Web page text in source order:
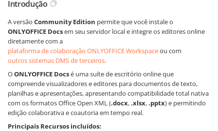
Introdução
A versão Community Edition permite que você instale o
ONLYOFFICE Docsem seu servidor local e integre os editores online
diretamente com a
plataforma de colaboração ONLYOFFICE Workspaceou com
outros sistemas DMS de terceiros.
OONLYOFFICE Docsé uma suíte de escritório online que
compreende visualizadores e editores para documentos de texto,
planilhas e apresentações, apresentando compatibilidade total nativa
com os formatos Office Open XML (.docx,.xlsx,.pptx) e permitindo
edição colaborativa e coautoria em tempo real.
Principais Recursos incluídos: